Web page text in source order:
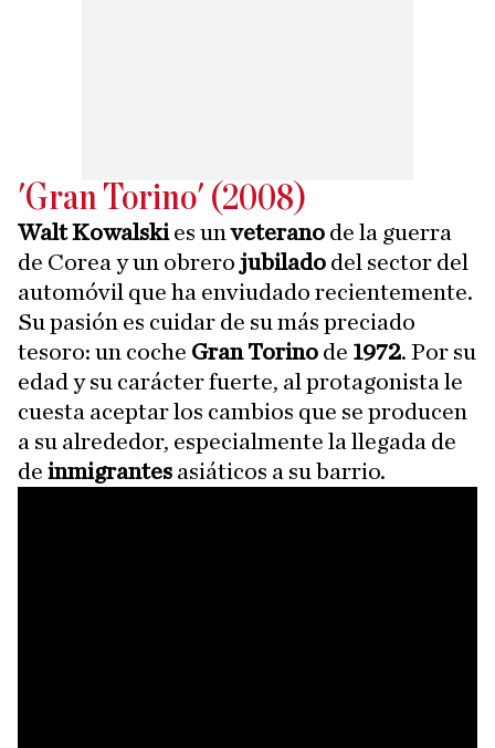
'Gran Torino' (2008)
Walt Kowalskies unveterano de la guerra
de Corea y un obrero jubilado del sector del
automóvil que ha enviudado recientemente.
Su pasión es cuidar de su más preciado
tesoro: un coche Gran Torino de 1972. Por su
edad y su carácter fuerte, al protagonista le
cuesta aceptar los cambios que se producen
a su alrededor, especialmente la llegada de
de inmigrantes asiáticos a su barrio.